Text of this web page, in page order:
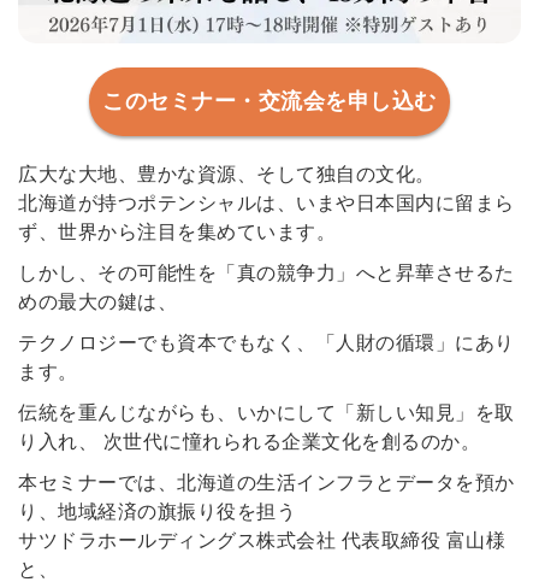
このセミナー・交流会を申し込む
広大な大地、豊かな資源、そして独自の文化。
北海道が持つポテンシャルは、いまや日本国内に留まら
ず、世界から注目を集めています。
しかし、その可能性を「真の競争力」へと昇華させるた
めの最大の鍵は、
テクノロジーでも資本でもなく、「人財の循環」にあり
ます。
伝統を重んじながらも、いかにして「新しい知見」を取
り入れ、 次世代に憧れられる企業文化を創るのか。
本セミナーでは、北海道の生活インフラとデータを預か
り、地域経済の旗振り役を担う
サツドラホールディングス株式会社 代表取締役 富山様
と、